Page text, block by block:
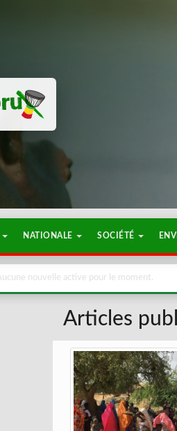
NATIONALE SOCIÉTÉ
nouvelle active pour le moment.
Articles